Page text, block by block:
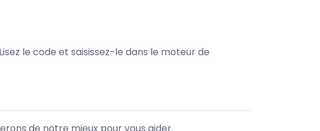
le code et saisissez-le dans le moteur de